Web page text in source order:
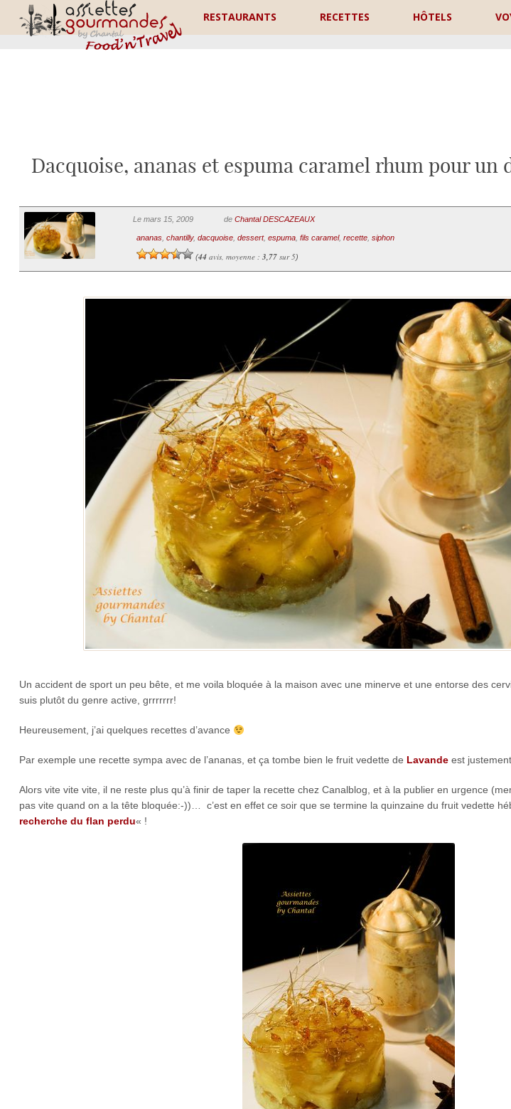
RESTAURANTS RECETTES HÔTELS
Dacquoise, ananas et espuma caramel rhum pour un
Le mars 15, 2009 de Chantal DESCAZEAUX
ananas, chantilly, dacquoise, dessert, espuma, fils caramel, recette, siphon
(44avis, moyenne : 3,77sur 5)
Un accident de sport un peu bête, et me voila bloquée à la maison avec une minerve et une entorse des
suis plutôt du genre active, grrrrrrr!
Heureusement, j’ai quelques recettes d’avance
Par exemple une recette sympa avec de l’ananas, et ça tombe bien le fruit vedette de Lavandeest
Alors vite vite vite, il ne reste plus qu’à finir de taper la recette chez Canalblog, et à la publier en urgence
pas vite quand on a la tête bloquée:-))… c’est en effet ce soir que se termine la quinzaine du fruit vedette
recherche du flan perdu« !